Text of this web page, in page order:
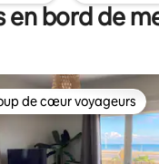
en bord de
de cœur voyageurs les
de cœur voyageurs